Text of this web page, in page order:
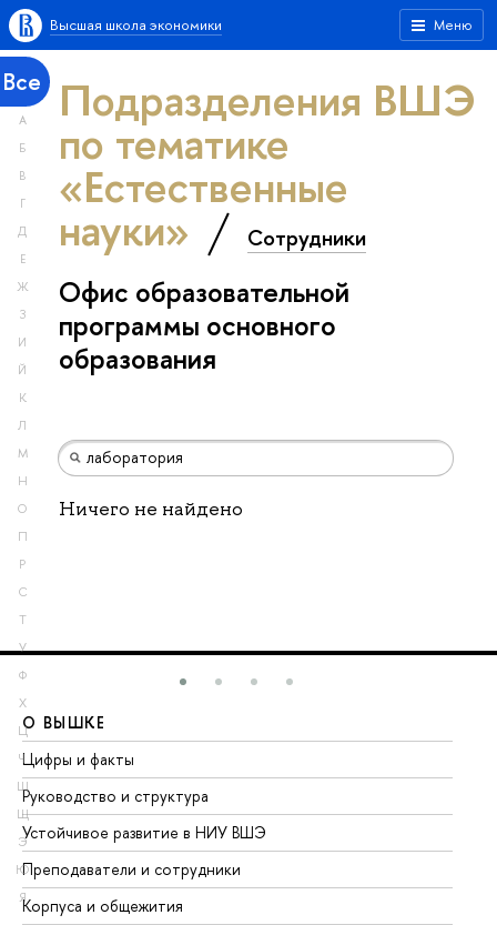
Меню
Высшая школа экономики
Все
А
Б
В
Г
Д
Е
Ж
З
И
Й
К
Л
М
Н
О
П
Р
С
Т
У
Ф
Х
Ц
Ч
Ш
Щ
Э
Ю
Я
Подразделения ВШЭ
по тематике
«Естественные
науки» Сотрудники
Офис образовательной
программы основного
образования
Ничего не найдено
О ВЫШКЕ
Цифры и факты
Руководство и структура
Устойчивое развитие в НИУ ВШЭ
Преподаватели и сотрудники
Корпуса и общежития